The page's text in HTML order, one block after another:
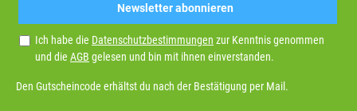
Newsletter abonnieren
Ich habe die Datenschutzbestimmungen zur Kenntnis genommen
und die AGB gelesen und bin mit ihnen einverstanden.
Den Gutscheincode erhältst du nach der Bestätigung per Mail.